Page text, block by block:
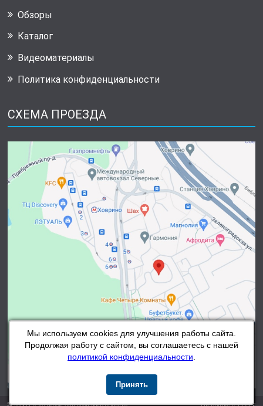
Мы используем cookies для улучшения работы сайта.
Продолжая работу с сайтом, вы соглашаетесь с нашей
политикой конфиденциальности
Принять
Обзоры
Каталог
Видеоматериалы
Политика конфиденциальности
СХЕМА ПРОЕЗДА